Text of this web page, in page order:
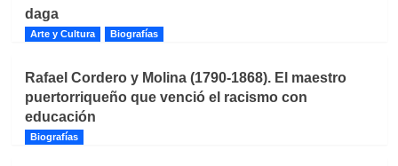
daga
Arte y Cultura Biografías
Rafael Cordero y Molina (1790-1868). El maestro
puertorriqueño que venció el racismo con
educación
Biografías